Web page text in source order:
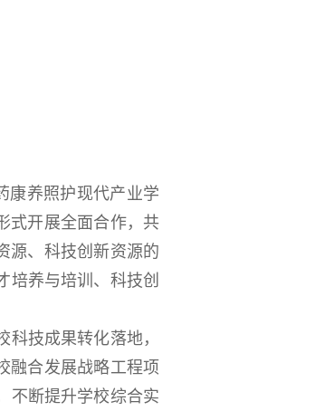
康养照护现代产业学
式开展全面合作，共
源、科技创新资源的
培养与培训、科技创
技成果转化落地，
融合发展战略工程项
不断提升学校综合实